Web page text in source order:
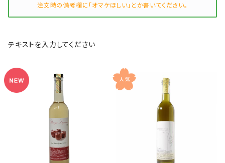
注文時の備考欄に「オマケほしい」とか書いてください。
テキストを入力してください